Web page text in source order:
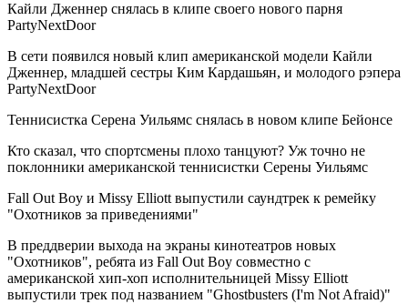
Кайли Дженнер снялась в клипе своего нового парня
PartyNextDoor
В сети появился новый клип американской модели Кайли
Дженнер, младшей сестры Ким Кардашьян, и молодого рэпера
PartyNextDoor
Теннисистка Серена Уильямс снялась в новом клипе Бейонсе
Кто сказал, что спортсмены плохо танцуют? Уж точно не
поклонники американской теннисистки Серены Уильямс
Fall Out Boy и Missy Elliott выпустили саундтрек к ремейку
"Охотников за приведениями"
В преддверии выхода на экраны кинотеатров новых
"Охотников", ребята из Fall Out Boy совместно с
американской хип-хоп исполнительницей Missy Elliott
выпустили трек под названием "Ghostbusters (I'm Not Afraid)"